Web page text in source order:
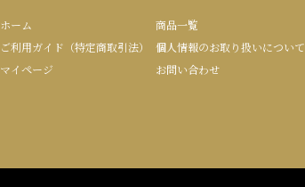
ホーム 商品一覧
ご利用ガイド（特定商取引法）
個人情報のお取り扱いについて
マイページ
お問い合わせ